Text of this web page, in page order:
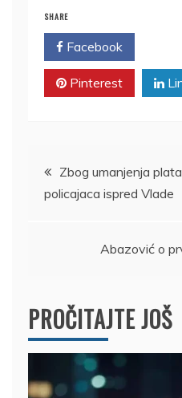
SHARE
Facebook
Pinterest
Kretanje
članka
Zbog umanjenja
policajaca ispred Vlade
Abazović o
PROČITAJTE JOŠ